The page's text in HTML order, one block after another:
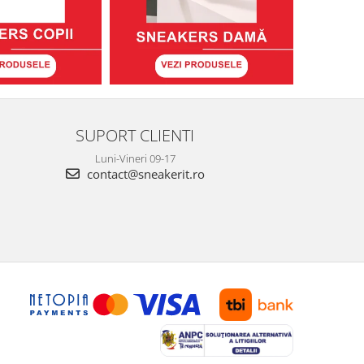
SUPORT CLIENTI
Luni-Vineri 09-17
contact@sneakerit.ro